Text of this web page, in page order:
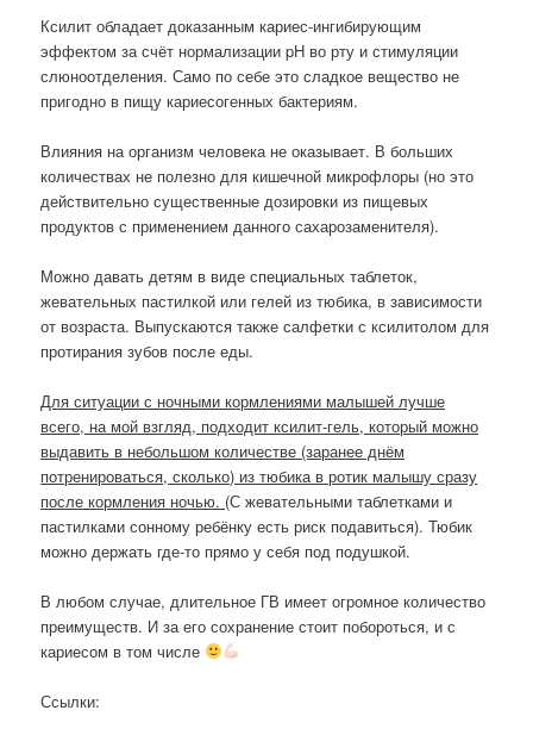
Ксилит обладает доказанным кариес-ингибирующим
эффектом за счёт нормализации pH во рту и стимуляции
слюноотделения. Само по себе это сладкое вещество не
пригодно в пищу кариесогенных бактериям.
Влияния на организм человека не оказывает. В больших
количествах не полезно для кишечной микрофлоры (но это
действительно существенные дозировки из пищевых
продуктов с применением данного сахарозаменителя).
Можно давать детям в виде специальных таблеток,
жевательных пастилкой или гелей из тюбика, в зависимости
от возраста. Выпускаются также салфетки с ксилитолом для
протирания зубов после еды.
Для ситуации с ночными кормлениями малышей лучше
всего, на мой взгляд, подходит ксилит-гель, который можно
выдавить в небольшом количестве (заранее днём
потренироваться, сколько) из тюбика в ротик малышу сразу
после кормления ночью. (С жевательными таблетками и
пастилками сонному ребёнку есть риск подавиться). Тюбик
можно держать где-то прямо у себя под подушкой.
В любом случае, длительное ГВ имеет огромное количество
преимуществ. И за его сохранение стоит побороться, и с
кариесом в том числе
Ссылки: